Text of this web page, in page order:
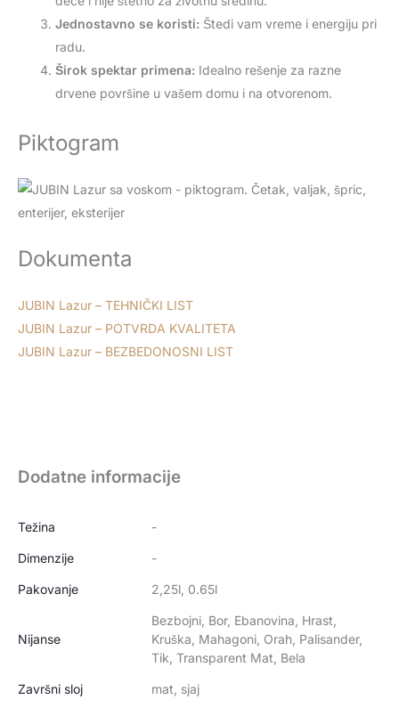
Jednostavno se koristi: Štedi vam vreme i energiju pri
radu.
Širok spektar primena: Idealno rešenje za razne
drvene površine u vašem domu i na otvorenom.
Piktogram
Dokumenta
JUBIN Lazur – TEHNIČKI LIST
JUBIN Lazur – POTVRDA KVALITETA
JUBIN Lazur – BEZBEDONOSNI LIST
Dodatne informacije
Težina -
Dimenzije -
Pakovanje 2,25l, 0.65l
Nijanse
Bezbojni, Bor, Ebanovina, Hrast,
Kruška, Mahagoni, Orah, Palisander,
Tik, Transparent Mat, Bela
Završni sloj mat, sjaj